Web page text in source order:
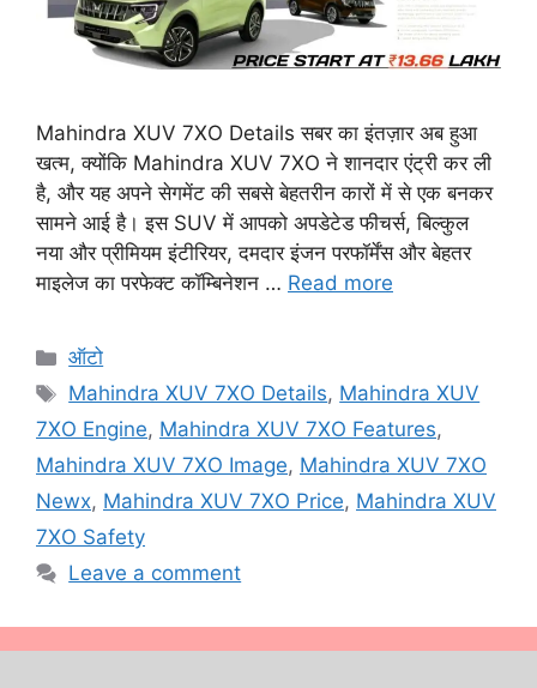
Mahindra XUV 7XO Details सबर का इंतज़ार अब हुआ
खत्म, क्योंकि Mahindra XUV 7XO ने शानदार एंट्री कर ली
है, और यह अपने सेगमेंट की सबसे बेहतरीन कारों में से एक बनकर
सामने आई है। इस SUV में आपको अपडेटेड फीचर्स, बिल्कुल
नया और प्रीमियम इंटीरियर, दमदार इंजन परफॉर्मेंस और बेहतर
माइलेज का परफेक्ट कॉम्बिनेशन … Read more
Categories
ऑटो
Tags
Mahindra XUV 7XO Details, Mahindra XUV
7XO Engine, Mahindra XUV 7XO Features,
Mahindra XUV 7XO Image, Mahindra XUV 7XO
Newx, Mahindra XUV 7XO Price, Mahindra XUV
7XO Safety
Leave a comment